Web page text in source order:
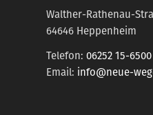
Walther-Rathenau-
64646 Heppenheim
Telefon: 06252 15-6500
Email: info@neue-